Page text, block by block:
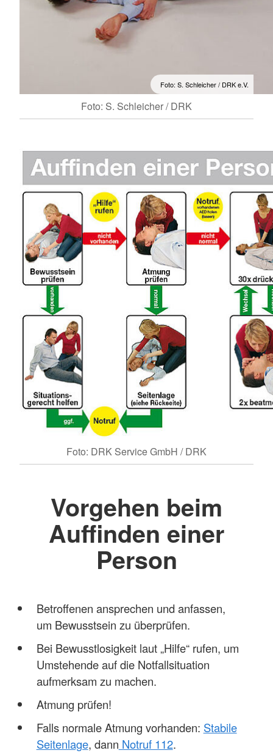
Foto: S. Schleicher / DRK e.V.
Foto: S. Schleicher / DRK
Foto: DRK Service GmbH / DRK
Vorgehen beim
Auffinden einer
Person
Betroffenen ansprechen und anfassen,
um Bewusstsein zu überprüfen.
Bei Bewusstlosigkeit laut „Hilfe“ rufen, um
Umstehende auf die Notfallsituation
aufmerksam zu machen.
Atmung prüfen!
Falls normale Atmung vorhanden: Stabile
Seitenlage, dann Notruf 112.